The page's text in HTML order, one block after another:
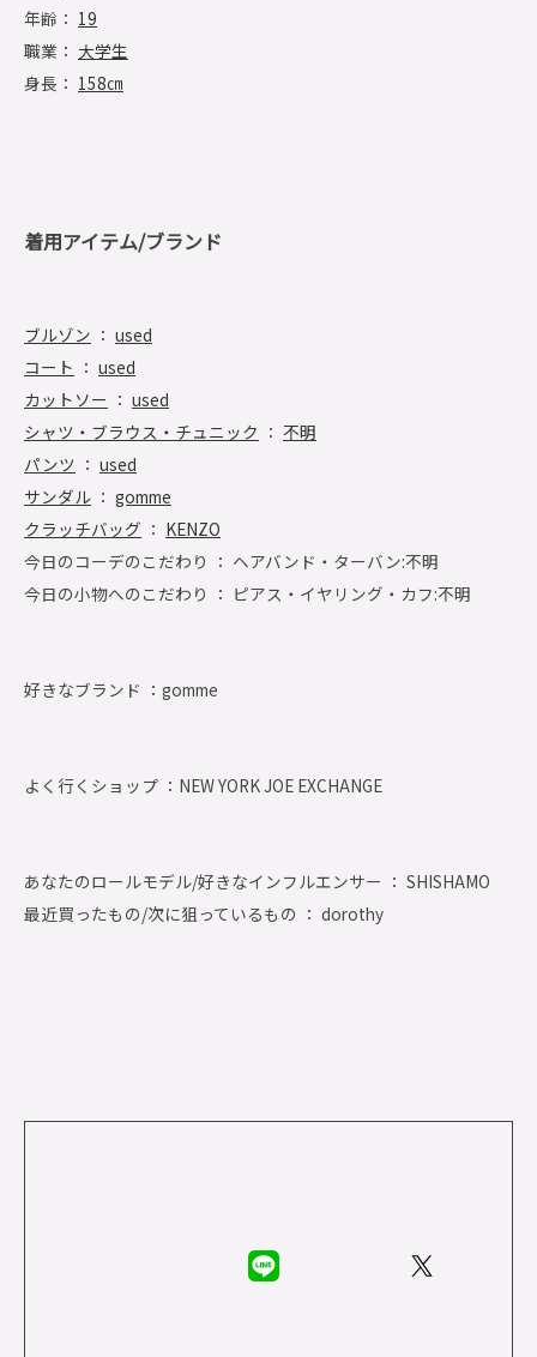
年齢： 19
職業： 大学生
身長： 158㎝
着用アイテム/ブランド
ブルゾン ： used
コート ： used
カットソー ： used
シャツ・ブラウス・チュニック ： 不明
パンツ ： used
サンダル ： gomme
クラッチバッグ ： KENZO
今日のコーデのこだわり ： ヘアバンド・ターバン:不明
今日の小物へのこだわり ： ピアス・イヤリング・カフ:不明
好きなブランド ： gomme
よく行くショップ ： NEW YORK JOE EXCHANGE
あなたのロールモデル/好きなインフルエンサー ： SHISHAMO
最近買ったもの/次に狙っているもの ： dorothy